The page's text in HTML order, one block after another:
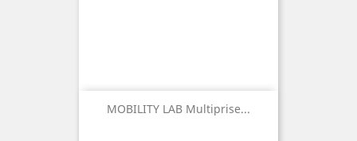
MOBILITY LAB Multiprise...